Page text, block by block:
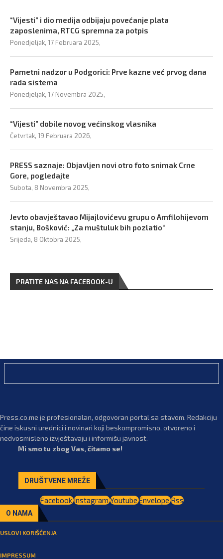
“Vijesti” i dio medija odbijaju povećanje plata
zaposlenima, RTCG spremna za potpis
Ponedjeljak, 17 Februara 2025,
Pametni nadzor u Podgorici: Prve kazne već prvog dana
rada sistema
Ponedjeljak, 17 Novembra 2025,
“Vijesti” dobile novog većinskog vlasnika
Četvrtak, 19 Februara 2026,
PRESS saznaje: Objavljen novi otro foto snimak Crne
Gore, pogledajte
Subota, 8 Novembra 2025,
Jevto obavještavao Mijajlovićevu grupu o Amfilohijevom
stanju, Bošković: „Za muštuluk bih pozlatio“
Srijeda, 8 Oktobra 2025,
PRATITE NAS NA FACEBOOK-U
Press.co.me je profesionalan, odgovoran portal sa stavom. Redakciju
čine iskusni urednici i novinari koji beskompromisno, otvoreno i
nedvosmisleno izvještavaju i informišu javnost.
Mi smo tu zbog Vas, čitamo se!
DRUŠTVENE MREŽE
FacebookInstagramYoutubeEnvelopeRss
O NAMA
USLOVI KORIŠĆENJA
IMPRESSUM